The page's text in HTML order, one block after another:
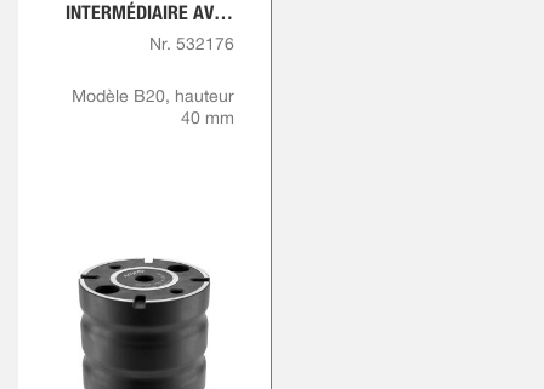
INTERMÉDIAIRE AVEC
INDEXATION
Nr. 532176
Modèle B20, hauteur
40 mm